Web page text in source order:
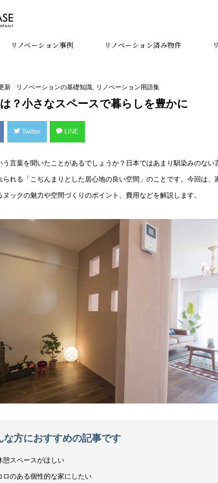
リノベーション事例 リノベーション済み物件
新 リノベーションの基礎知識, リノベーション用語集
？小さなスペースで暮らしを豊かに
Twitter LINE
う言葉を聞いたことがあるでしょうか？日本ではあまり馴染みのな
られる「こぢんまりとした居心地の良い空間」のことです。今回は、
ヌックの魅力や空間づくりのポイント、費用などを解説します。
な方におすすめの記事です
憩スペースがほしい
ロのある個性的な家にしたい